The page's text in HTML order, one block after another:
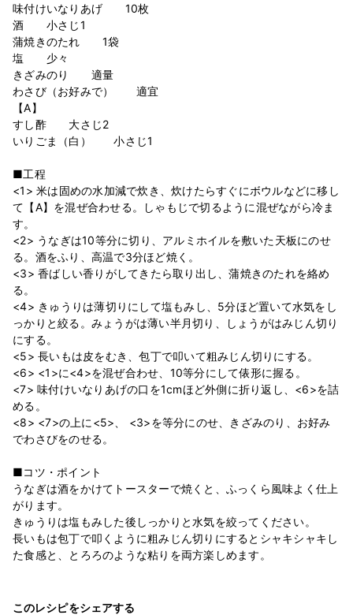
味付けいなりあげ 10枚
酒 小さじ1
蒲焼きのたれ 1袋
塩 少々
きざみのり 適量
わさび（お好みで） 適宜
【A】
すし酢 大さじ2
いりごま（白） 小さじ1
■工程
<1> 米は固めの水加減で炊き、炊けたらすぐにボウルなどに移し
て【A】を混ぜ合わせる。しゃもじで切るように混ぜながら冷ま
す。
<2> うなぎは10等分に切り、アルミホイルを敷いた天板にのせ
る。酒をふり、高温で3分ほど焼く。
<3> 香ばしい香りがしてきたら取り出し、蒲焼きのたれを絡め
る。
<4> きゅうりは薄切りにして塩もみし、5分ほど置いて水気をし
っかりと絞る。みょうがは薄い半月切り、しょうがはみじん切り
にする。
<5> 長いもは皮をむき、包丁で叩いて粗みじん切りにする。
<6> <1>に<4>を混ぜ合わせ、10等分にして俵形に握る。
<7> 味付けいなりあげの口を1cmほど外側に折り返し、<6>を詰
める。
<8> <7>の上に<5>、 <3>を等分にのせ、きざみのり、お好み
でわさびをのせる。
■コツ・ポイント
うなぎは酒をかけてトースターで焼くと、ふっくら風味よく仕上
がります。
きゅうりは塩もみした後しっかりと水気を絞ってください。
長いもは包丁で叩くように粗みじん切りにするとシャキシャキし
た食感と、とろろのような粘りを両方楽しめます。
このレシピをシェアする